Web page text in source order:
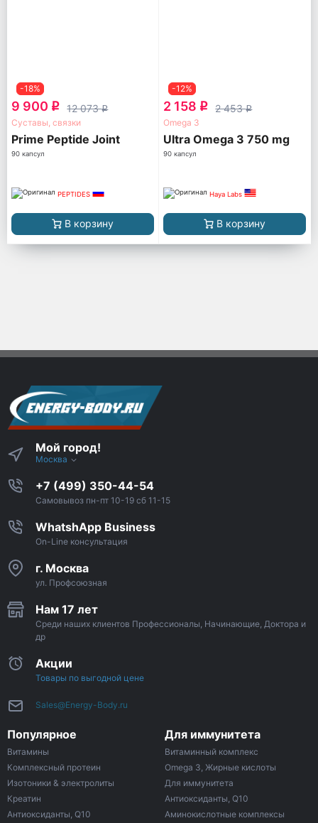
-18%
9 900 q 12 073q
Суставы, связки
Prime Peptide Joint
90 капсул
PEPTIDES
В корзину
-12%
2 158 q 2 453q
Omega 3
Ultra Omega 3 750 mg
90 капсул
Haya Labs
В корзину
Мой город!
Москва
+7 (499) 350-44-54
Самовывоз пн-пт 10-19 сб 11-15
WhatshApp Business
On-Line консультация
г. Москва
ул. Профсоюзная
Нам 17 лет
Среди наших клиентов Профессионалы, Начинающие, Доктора и
др
Акции
Товары по выгодной цене
Sales@Energy-Body.ru
Популярное
Витамины
Комплексный протеин
Изотоники & электролиты
Креатин
Антиоксиданты, Q10
Для иммунитета
Витаминный комплекс
Omega 3, Жирные кислоты
Для иммунитета
Антиоксиданты, Q10
Аминокислотные комплексы